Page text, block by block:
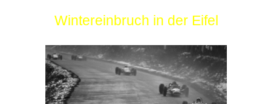
Wintereinbruch in der Eifel